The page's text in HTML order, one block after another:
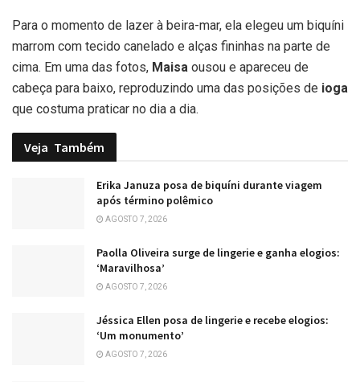
Para o momento de lazer à beira-mar, ela elegeu um biquíni
marrom com tecido canelado e alças fininhas na parte de
cima. Em uma das fotos, Maisa ousou e apareceu de
cabeça para baixo, reproduzindo uma das posições de ioga
que costuma praticar no dia a dia.
Veja Também
Erika Januza posa de biquíni durante viagem
após término polêmico
AGOSTO 7, 2026
Paolla Oliveira surge de lingerie e ganha elogios:
‘Maravilhosa’
AGOSTO 7, 2026
Jéssica Ellen posa de lingerie e recebe elogios:
‘Um monumento’
AGOSTO 7, 2026